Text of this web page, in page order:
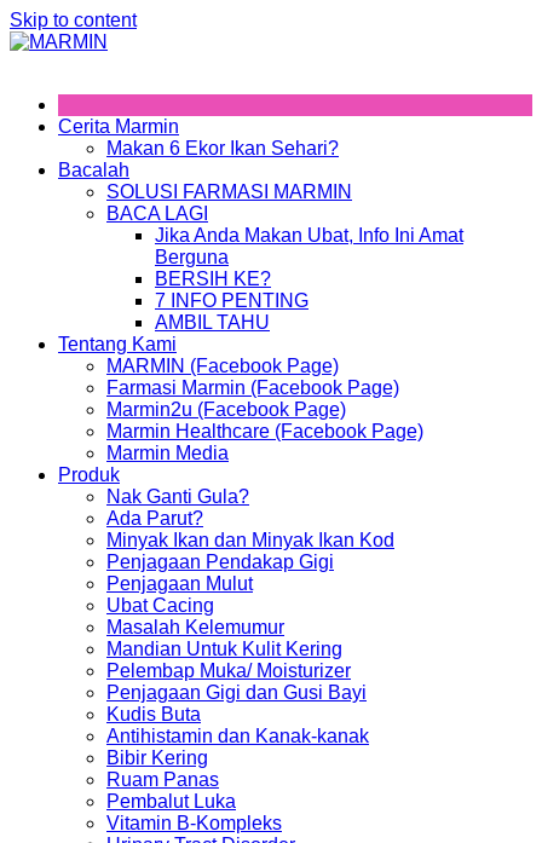
Skip to content
Cerita Marmin
Makan 6 Ekor Ikan Sehari?
Bacalah
SOLUSI FARMASI MARMIN
BACA LAGI
Jika Anda Makan Ubat, Info Ini Amat
Berguna
BERSIH KE?
7 INFO PENTING
AMBIL TAHU
Tentang Kami
MARMIN (Facebook Page)
Farmasi Marmin (Facebook Page)
Marmin2u (Facebook Page)
Marmin Healthcare (Facebook Page)
Marmin Media
Produk
Nak Ganti Gula?
Ada Parut?
Minyak Ikan dan Minyak Ikan Kod
Penjagaan Pendakap Gigi
Penjagaan Mulut
Ubat Cacing
Masalah Kelemumur
Mandian Untuk Kulit Kering
Pelembap Muka/ Moisturizer
Penjagaan Gigi dan Gusi Bayi
Kudis Buta
Antihistamin dan Kanak-kanak
Bibir Kering
Ruam Panas
Pembalut Luka
Vitamin B-Kompleks